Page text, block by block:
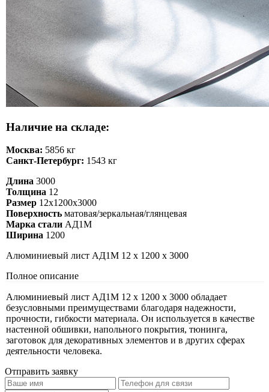
Наличие на складе:
Москва: 5856 кг
Санкт-Петербург: 1543 кг
Длина 3000
Толщина 12
Размер 12х1200х3000
Поверхность матовая/зеркальная/глянцевая
Марка стали АД1М
Ширина 1200
Алюминиевый лист АД1М 12 х 1200 х 3000
Полное описание
Алюминиевый лист АД1М 12 х 1200 х 3000 обладает
безусловными преимуществами благодаря надежности,
прочности, гибкости материала. Он используется в качестве
настенной обшивки, напольного покрытия, тюнинга,
заготовок для декоративных элементов и в других сферах
деятельности человека.
Отправить заявку